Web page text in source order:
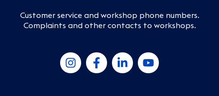
Customer service and workshop phone numbers.
Complaints and other contacts to workshops.